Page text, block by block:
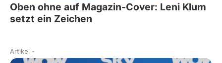
Oben ohne auf Magazin-Cover: Leni Klum
setzt ein Zeichen
Artikel -